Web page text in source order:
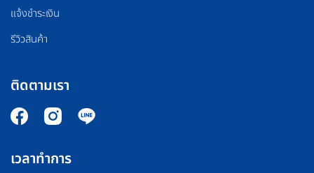
แจ้งชำระเงิน
รีวิวสินค้า
ติดตามเรา
เวลาทำการ